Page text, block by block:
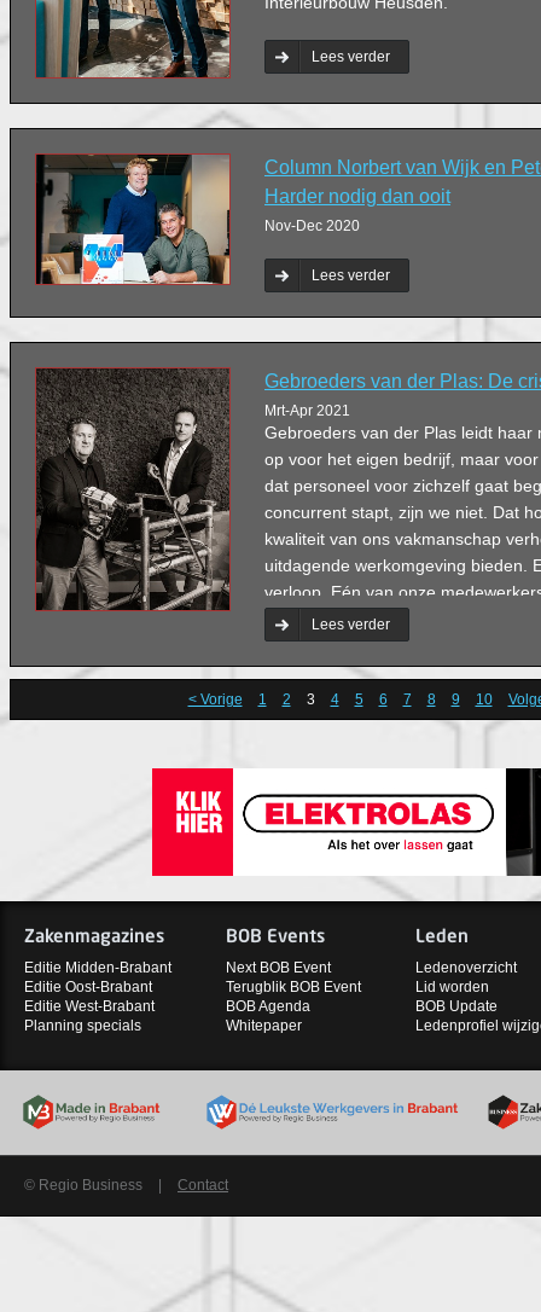
Lees verder
Column Norbert van Wijk en
Harder nodig dan ooit
Nov-Dec 2020
Lees verder
Gebroeders van der Plas: De
Mrt-Apr 2021
Gebroeders van der Plas leidt haar
op voor het eigen bedrijf, maar
dat personeel voor zichzelf gaat
concurrent stapt, zijn we niet. Dat
kwaliteit van ons vakmanschap
uitdagende werkomgeving bieden.
verloop. Eén van onze
dienst!’, zegt Hans van der Plas
Lees verder
< Vorige 1 2 3 4 5 6 7 8 9 10
Zakenmagazines
Editie Midden-Brabant
Editie Oost-Brabant
Editie West-Brabant
Planning specials
BOB Events
Next BOB Event
Terugblik BOB Event
BOB Agenda
Whitepaper
Leden
Ledenoverzicht
Lid worden
BOB Update
Ledenprofiel
© Regio Business Contact